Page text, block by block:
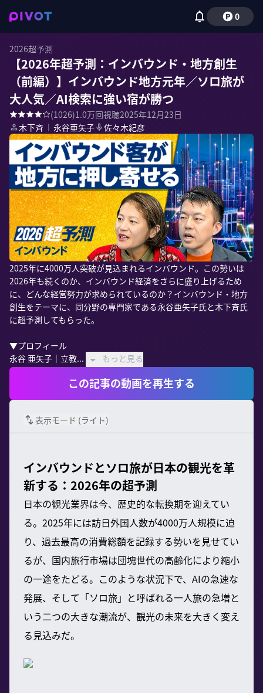
0
2026超予測
【2026年超予測：インバウンド・地方創生
（前編）】インバウンド地方元年／ソロ旅が
大人気／AI検索に強い宿が勝つ
(1026)1.0万回視聴2025年12月23日
木下斉 ｜ 永谷亜矢子 佐々木紀彦
2025年に4000万人突破が見込まれるインバウンド。この勢いは
2026年も続くのか、インバウンド経済をさらに盛り上げるため
に、どんな経営努力が求められているのか？インバウンド・地方
創生をテーマに、同分野の専門家である永谷亜矢子氏と木下斉氏
に超予測してもらった。
▼プロフィール
永谷 亜矢子｜立教...
もっと見る
この記事の動画を再生する
表示モード (ライト)
インバウンドとソロ旅が日本の観光を革
新する：2026年の超予測
日本の観光業界は今、歴史的な転換期を迎えてい
る。2025年には訪日外国人数が4000万人規模に迫
り、過去最高の消費総額を記録する勢いを見せてい
るが、国内旅行市場は団塊世代の高齢化により縮小
の一途をたどる。このような状況下で、AIの急速な
発展、そして「ソロ旅」と呼ばれる一人旅の急増と
いう二つの大きな潮流が、観光の未来を大きく変え
る見込みだ。